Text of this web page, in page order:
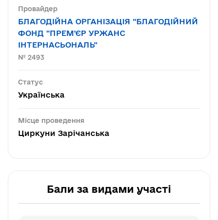
Провайдер
БЛАГОДІЙНА ОРГАНІЗАЦІЯ "БЛАГОДІЙНИЙ
ФОНД "ПРЕМ'ЄР УРЖАНС
ІНТЕРНАСЬОНАЛЬ"
№ 2493
Статус
Українська
Місце проведення
Циркуни Зарічанська
Бали за видами участі